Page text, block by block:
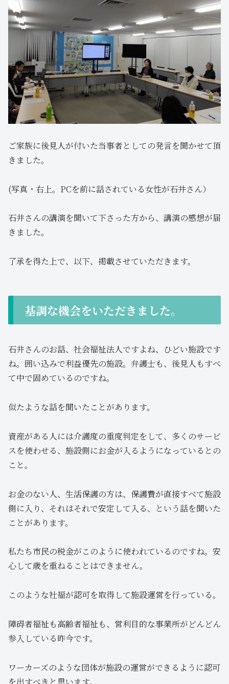
ご家族に後見人が付いた当事者としての発言を聞かせて頂
きました。
(写真・右上。PCを前に話されている女性が石井さん）
石井さんの講演を聞いて下さった方から、講演の感想が届
きました。
了承を得た上で、以下、掲載させていただきます。
基調な機会をいただきました。
石井さんのお話、社会福祉法人ですよね、ひどい施設です
ね。囲い込みで利益優先の施設。弁護士も、後見人もすべ
て中で固めているのですね。
似たような話を聞いたことがあります。
資産がある人には介護度の重度判定をして、多くのサービ
スを使わせる、施設側にお金が入るようになっているとの
こと。
お金のない人、生活保護の方は、保護費が直接すべて施設
側に入り、それはそれで安定して入る、という話を聞いた
ことがあります。
私たち市民の税金がこのように使われているのですね。安
心して歳を重ねることはできません。
このような社福が認可を取得して施設運営を行っている。
障碍者福祉も高齢者福祉も、営利目的な事業所がどんどん
参入している昨今です。
ワーカーズのような団体が施設の運営ができるように認可
を出すべきと思います。